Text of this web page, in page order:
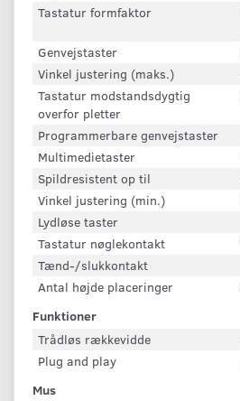
Tastatur formfaktor
Genvejstaster
Vinkel justering (maks.)
Tastatur modstandsdygtig
overfor pletter
Programmerbare genvejstaster
Multimedietaster
Spildresistent op til
Vinkel justering (min.)
Lydløse taster
Tastatur nøglekontakt
Tænd-/slukkontakt
Antal højde placeringer
Funktioner
Trådløs rækkevidde
Plug and play
Mus